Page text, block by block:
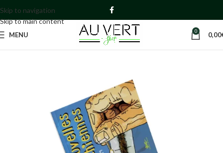
Skip to navigation
Skip to main content
MENU 0 0,00